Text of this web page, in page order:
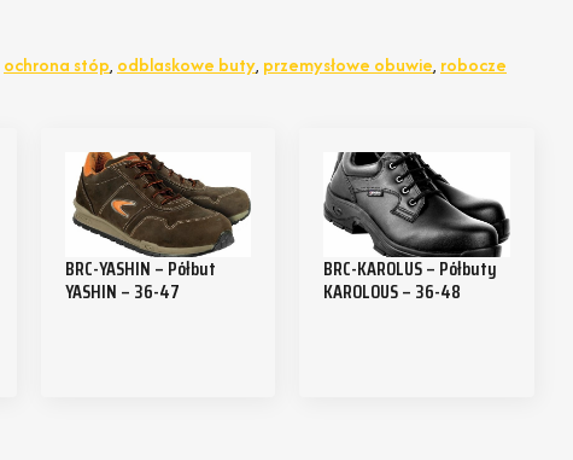
ochrona stóp, odblaskowe buty, przemysłowe obuwie, robocze
BRC-YASHIN – Półbut
YASHIN – 36-47
BRC-KAROLUS – Półbuty
KAROLOUS – 36-48